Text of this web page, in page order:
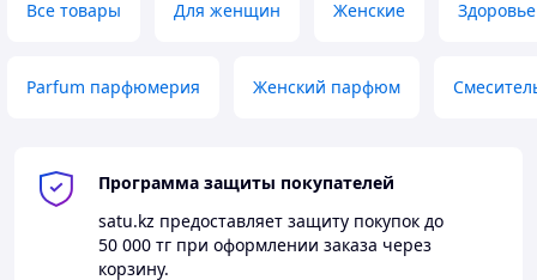
Все товары Для женщин Женские Здоровье
Parfum парфюмерия Женский парфюм
Программа защиты покупателей
satu.kz предоставляет защиту покупок до
50 000 тг при оформлении заказа через
корзину.